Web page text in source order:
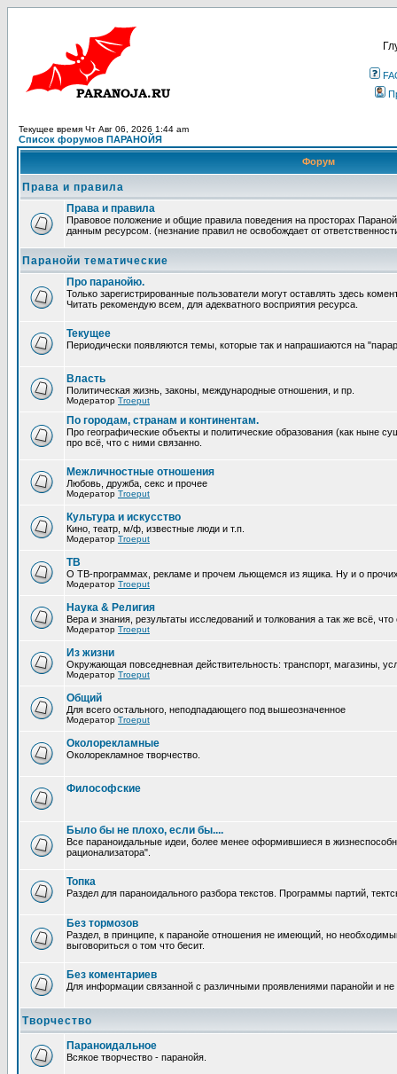
Текущее время Чт Авг 06, 2026 1:44 am
Список форумов ПАРАНОЙЯ
Форум
Права и правила
Права и правила
Правовое положение и общие правила поведения на просторах
данным ресурсом. (незнание правил не освобождает от
Паранойи тематические
Про паранойю.
Только зарегистрированные пользователи могут оставлять здесь
Читать рекомендую всем, для адекватного восприятия ресурса.
Текущее
Периодически появляются темы, которые так и напрашиаются на
Власть
Политическая жизнь, законы, международные отношения, и пр.
Модератор Troeput
По городам, странам и континентам.
Про географические объекты и политические образования (как ныне
про всё, что с ними связанно.
Межличностные отношения
Любовь, дружба, секс и прочее
Модератор Troeput
Культура и искусство
Кино, театр, м/ф, известные люди и т.п.
Модератор Troeput
ТВ
О ТВ-программах, рекламе и прочем льющемся из ящика. Ну и о
Модератор Troeput
Наука & Религия
Вера и знания, результаты исследований и толкования а так же всё,
Модератор Troeput
Из жизни
Окружающая повседневная действительность: транспорт, магазины,
Модератор Troeput
Общий
Для всего остального, неподпадающего под вышеозначенное
Модератор Troeput
Околорекламные
Околорекламное творчество.
Философские
Было бы не плохо, если бы....
Все параноидальные идеи, более менее оформившиеся в
рационализатора".
Топка
Раздел для параноидального разбора текстов. Программы партий,
Без тормозов
Раздел, в принципе, к паранойе отношения не имеющий, но
выговориться о том что бесит.
Без коментариев
Для информации связанной с различными проявлениями паранойи и
Творчество
Параноидальное
Всякое творчество - паранойя.